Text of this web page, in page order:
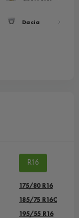
Dacia
R16
175/80 R16
185/75 R16C
195/55 R16